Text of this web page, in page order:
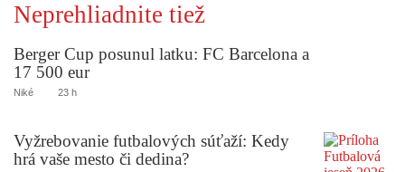
Neprehliadnite tiež
Berger Cup posunul latku: FC Barcelona a
17 500 eur
Niké 23 h
Vyžrebovanie futbalových súťaží: Kedy
hrá vaše mesto či dedina?